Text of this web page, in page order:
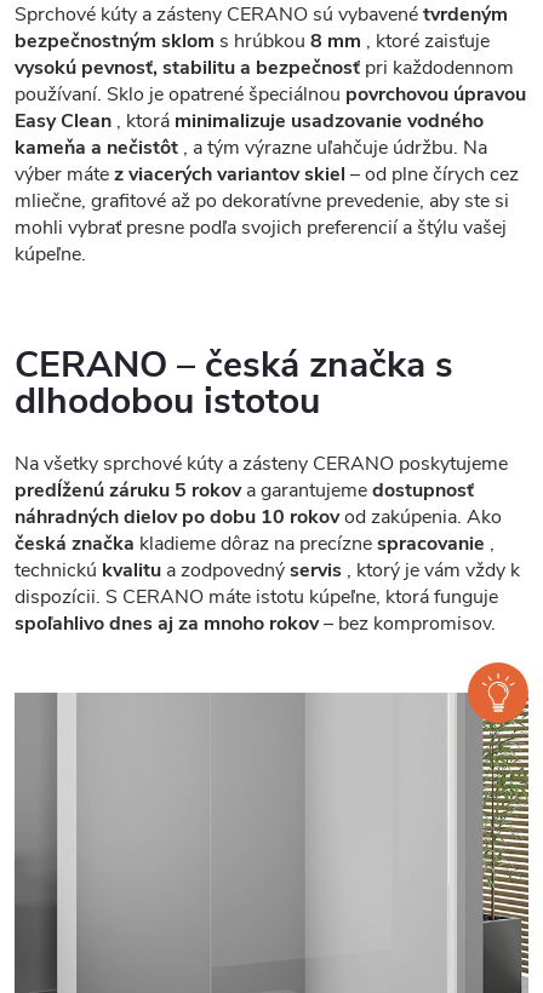
Sprchové kúty a zásteny CERANO sú vybavenétvrdeným
bezpečnostným sklom s hrúbkou 8 mm , ktoré zaisťuje
vysokú pevnosť, stabilitu a bezpečnosť pri každodennom
používaní. Sklo je opatrené špeciálnou povrchovou úpravou
Easy Clean , ktorá minimalizuje usadzovanie vodného
kameňa a nečistôt , a tým výrazne uľahčuje údržbu. Na
výber mátez viacerých variantov skiel – od plne čírych cez
mliečne, grafitové až po dekoratívne prevedenie, aby ste si
mohli vybrať presne podľa svojich preferencií a štýlu vašej
kúpeľne.
CERANO – česká značka s
dlhodobou istotou
Na všetky sprchové kúty a zásteny CERANO poskytujeme
predĺženú záruku 5 rokova garantujemedostupnosť
náhradných dielov po dobu 10 rokovod zakúpenia. Ako
česká značka kladieme dôraz na precíznespracovanie ,
technickú kvalitu a zodpovednýservis , ktorý je vám vždy k
dispozícii. S CERANO máte istotu kúpeľne, ktorá funguje
spoľahlivo dnes aj za mnoho rokov– bez kompromisov.